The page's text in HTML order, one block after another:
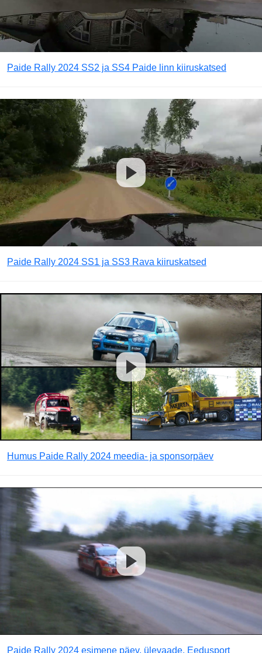
Paide Rally 2024 SS2 ja SS4 Paide linn kiiruskatsed
Paide Rally 2024 SS1 ja SS3 Rava kiiruskatsed
Humus Paide Rally 2024 meedia- ja sponsorpäev
Paide Rally 2024 esimene päev, ülevaade, Eedusport